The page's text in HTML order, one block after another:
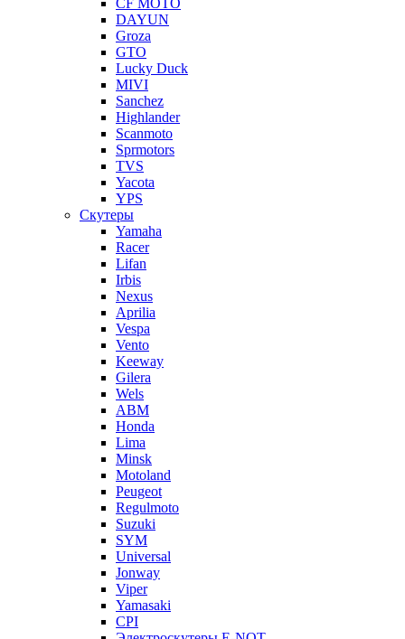
CF MOTO
DAYUN
Groza
GTO
Lucky Duck
MIVI
Sanchez
Highlander
Scanmoto
Sprmotors
TVS
Yacota
YPS
Скутеры
Yamaha
Racer
Lifan
Irbis
Nexus
Aprilia
Vespa
Vento
Keeway
Gilera
Wels
ABM
Honda
Lima
Minsk
Motoland
Peugeot
Regulmoto
Suzuki
SYM
Universal
Jonway
Viper
Yamasaki
CPI